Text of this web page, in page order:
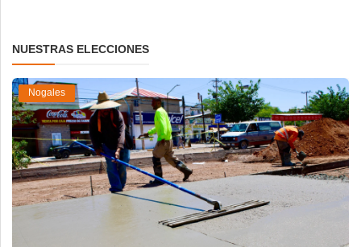
NUESTRAS ELECCIONES
Nogales